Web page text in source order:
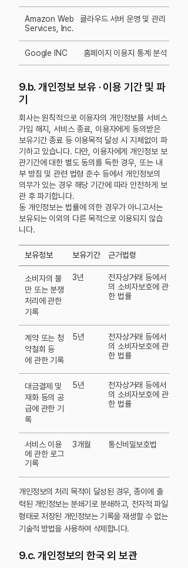
Amazon Web
Services, Inc.
​클라우드 서버 운영 및 관리
Google INC 홈페이지 이용지 통계 분석
9.b. 개인정보 보유 · 이용 기간 및 파
기
회사는 원칙적으로 이용자의 개인정보를 서비스
가입 해지, 서비스 종료, 이용자에게 동의받은
보유기간 종료 등 이용목적 달성 시 지체없이 파
기하고 있습니다. 다만, 이용자에게 개인정보 보
관기간에 대한 별도 동의를 득한 경우, 또는 내
부 방침 및 관련 법령 준수 등에서 개인정보의
의무가 있는 경우 해당 기간에 따라 안전하게 보
관 후 파기합니다.
동 개인정보는 법률에 의한 경우가 아니고서는
보유되는 이외의 다른 목적으로 이용되지 않습
니다.
​보유정보 보유기간 근거법령
소비자의 불
만 또는 분쟁
처리에 관한
기록
3년
전자상거래 등에서
의 소비자보호에 관
한 법률
계약 또는 청
약철회 등
에 관한 기록
5년
전자상거래 등에서
의 소비자보호에 관
한 법률
대금결제 및
재화 등의 공
급에 관한 기
록
5년
전자상거래 등에서
의 소비자보호에 관
한 법률
서비스 이용
에 관한 로그
기록
​3개월 통신비밀보호법
개인정보의 처리 목적이 달성된 경우, 종이에 출
력된 개인정보는 분쇄기로 분쇄하고, 전자적 파일
형태로 저장된 개인정보는 기록을 재생할 수 없는
기술적 방법을 사용하여 삭제합니다.
9.c. 개인정보의 한국 외 보관